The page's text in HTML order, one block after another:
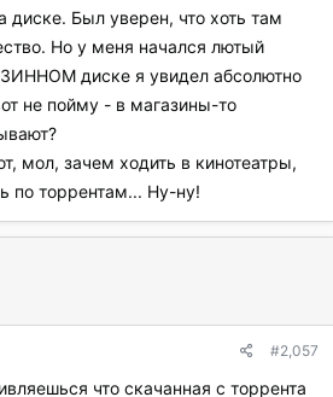
диске. Был уверен, что хоть там
Но у меня начался лютый
диске я увидел абсолютно
не пойму - в магазины-то
мол, зачем ходить в кинотеатры,
по торрентам... Ну-ну!
#2,057
что скачанная с торрента